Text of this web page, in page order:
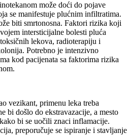
može doći do pojave
se manifestuje plućnim infiltratima.
biti smrtonosna. Faktori rizika koji
intersticijalne bolesti pluća
lekova, radioterapiju i
Potrebno je intenzivno
kod pacijenata sa faktorima rizika
vezikant, primenu leka treba
bi došlo do ekstravazacije, a mesto
bi se uočili znaci inflamacije.
preporučuje se ispiranje i stavljanje